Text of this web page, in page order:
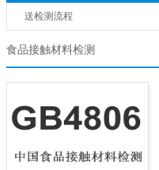
送检测流程
食品接触材料检测